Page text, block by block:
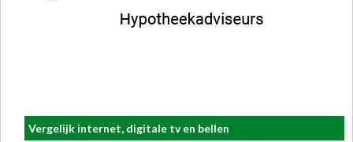
Vergelijk internet, digitale tv en bellen